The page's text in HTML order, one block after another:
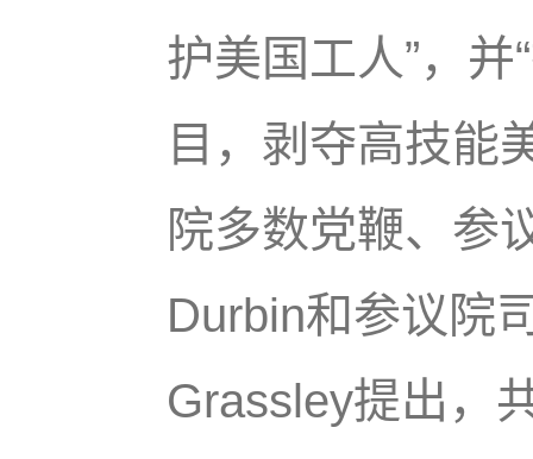
护美国工人”，
目，剥夺高技能
院多数党鞭、参
Durbin和参议院
Grassley提出，